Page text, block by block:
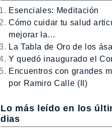
Esenciales: Meditación
Cómo cuidar tu salud
mejorar la…
La Tabla de Oro de los
Y quedó inaugurado el
Encuentros con grandes
por Ramiro Calle (II)
Lo más leído en los
dias